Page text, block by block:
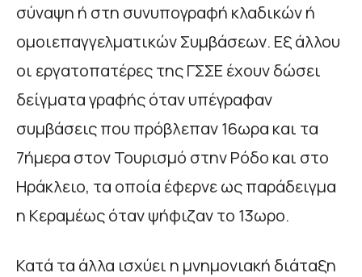
σύναψη ή στη συνυπογραφή κλαδικών ή
ομοιεπαγγελματικών Συμβάσεων. Εξ άλλου
οι εργατοπατέρες της ΓΣΣΕ έχουν δώσει
δείγματα γραφής όταν υπέγραφαν
συμβάσεις που πρόβλεπαν 16ωρα και τα
7ήμερα στον Τουρισμό στην Ρόδο και στο
Ηράκλειο, τα οποία έφερνε ως παράδειγμα
η Κεραμέως όταν ψήφιζαν το 13ωρο.
Κατά τα άλλα ισχύει η μνημονιακή διάταξη